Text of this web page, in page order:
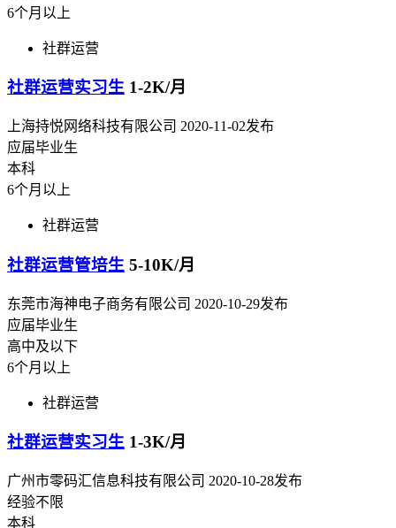
6个月以上
社群运营
社群运营实习生 1-2K/月
上海持悦网络科技有限公司 2020-11-02发布
应届毕业生
本科
6个月以上
社群运营
社群运营管培生 5-10K/月
东莞市海神电子商务有限公司 2020-10-29发布
应届毕业生
高中及以下
6个月以上
社群运营
社群运营实习生 1-3K/月
广州市零码汇信息科技有限公司 2020-10-28发布
经验不限
本科